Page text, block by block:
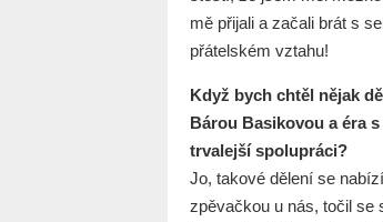
mě přijali a začali brát s
přátelském vztahu!
Když bych chtěl nějak
Bárou Basikovou a éra
trvalejší spolupráci?
Jo, takové dělení se
zpěvačkou u nás, točil se